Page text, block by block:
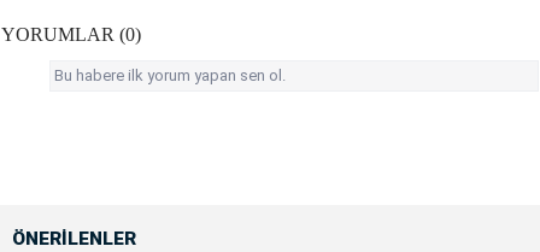
YORUMLAR (0)
Bu habere ilk yorum yapan sen ol.
ÖNERİLENLER